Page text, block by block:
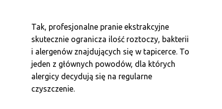
Tak, profesjonalne pranie ekstrakcyjne
skutecznie ogranicza ilość roztoczy, bakterii
i alergenów znajdujących się w tapicerce. To
jeden z głównych powodów, dla których
alergicy decydują się na regularne
czyszczenie.